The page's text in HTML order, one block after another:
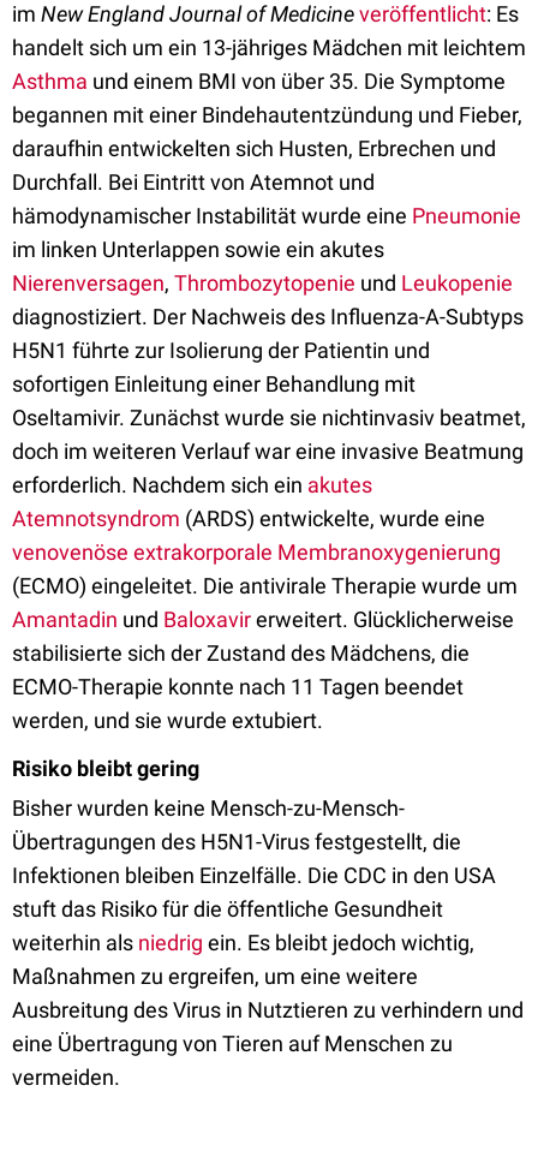
im New England Journal of Medicineveröffentlicht: Es
handelt sich um ein 13-jähriges Mädchen mit leichtem
Asthma und einem BMI von über 35. Die Symptome
begannen mit einer Bindehautentzündung und Fieber,
daraufhin entwickelten sich Husten, Erbrechen und
Durchfall. Bei Eintritt von Atemnot und
hämodynamischer Instabilität wurde eine Pneumonie
im linken Unterlappen sowie ein akutes
Nierenversagen, Thrombozytopenie und Leukopenie
diagnostiziert. Der Nachweis des Influenza-A-Subtyps
H5N1 führte zur Isolierung der Patientin und
sofortigen Einleitung einer Behandlung mit
Oseltamivir. Zunächst wurde sie nichtinvasiv beatmet,
doch im weiteren Verlauf war eine invasive Beatmung
erforderlich. Nachdem sich ein akutes
Atemnotsyndrom (ARDS) entwickelte, wurde eine
venovenöse extrakorporale Membranoxygenierung
(ECMO) eingeleitet. Die antivirale Therapie wurde um
Amantadin und Baloxavirerweitert. Glücklicherweise
stabilisierte sich der Zustand des Mädchens, die
ECMO-Therapie konnte nach 11 Tagen beendet
werden, und sie wurde extubiert.
Risiko bleibt gering
Bisher wurden keine Mensch-zu-Mensch-
Übertragungen des H5N1-Virus festgestellt, die
Infektionen bleiben Einzelfälle. Die CDC in den USA
stuft das Risiko für die öffentliche Gesundheit
weiterhin als niedrig ein. Es bleibt jedoch wichtig,
Maßnahmen zu ergreifen, um eine weitere
Ausbreitung des Virus in Nutztieren zu verhindern und
eine Übertragung von Tieren auf Menschen zu
vermeiden.